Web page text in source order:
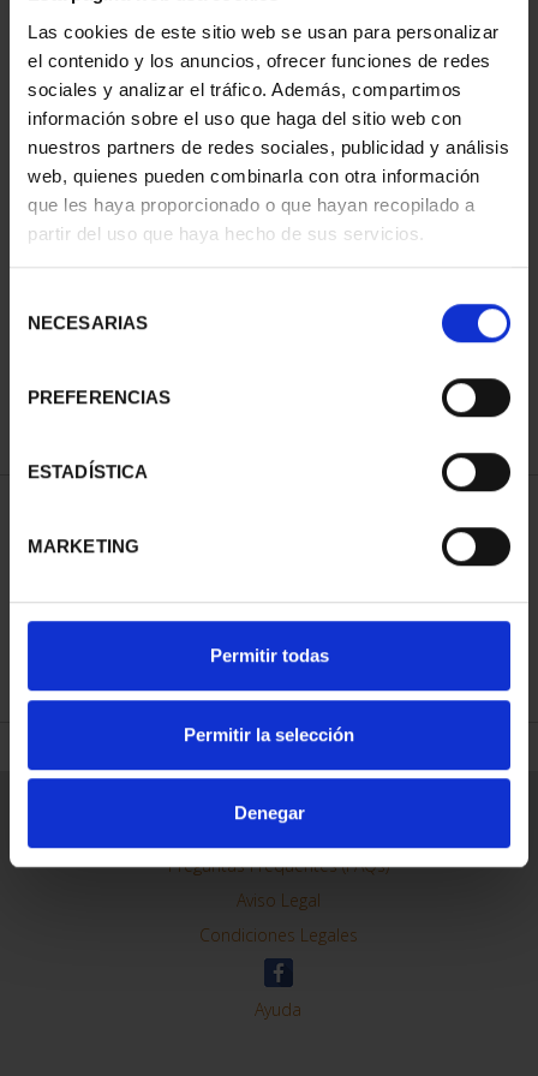
Las cookies de este sitio web se usan para personalizar
el contenido y los anuncios, ofrecer funciones de redes
sociales y analizar el tráfico. Además, compartimos
información sobre el uso que haga del sitio web con
nuestros partners de redes sociales, publicidad y análisis
web, quienes pueden combinarla con otra información
que les haya proporcionado o que hayan recopilado a
partir del uso que haya hecho de sus servicios.
NECESARIAS
PREFERENCIAS
ESTADÍSTICA
MARKETING
Permitir todas
Permitir la selección
Denegar
275 ANIVERSARIO DE
GOYA (2021)
610,00 €
BATALLA DE LEPANTO
(2021) CINCUENTÍN
REFINAR
Información General
Contacto
Preguntas Frequentes (FAQs)
Aviso Legal
Condiciones Legales
Ayuda